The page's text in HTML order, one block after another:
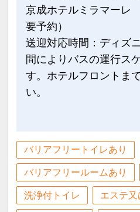
京成ホテルミラマーレ
要予約）
送迎対応時間：ディズ
間によりバスの運行ス
す。ホテルフロントま
い。
バリアフリートイレあり
バリアフリールームあり
洗浄付トイレ エステ又